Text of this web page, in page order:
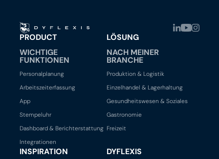
Kontakt
Support
Login
Eine Demo anfordern
Kontakt
Support
Login
Eine Demo anfordern
PRODUCT
WICHTIGE
FUNKTIONEN
Personalplanung
Arbeitszeiterfassung
App
Stempeluhr
Dashboard & Berichterstattung
Integrationen
LÖSUNG
NACH MEINER
BRANCHE
Produktion & Logistik
Einzelhandel & Lagerhaltung
Gesundheitswesen & Soziales
Gastronomie
Freizeit
INSPIRATION
DYFLEXIS